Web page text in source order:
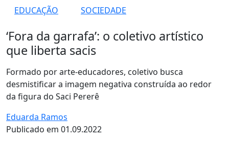
EDUCAÇÃO
SOCIEDADE
‘Fora da garrafa’: o coletivo artístico
que liberta sacis
Formado por arte-educadores, coletivo busca
desmistificar a imagem negativa construída ao redor
da figura do Saci Pererê
Eduarda Ramos
Publicado em 01.09.2022